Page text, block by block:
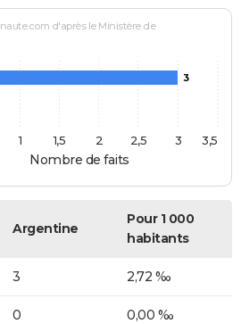
Nombre de faits
d'après le Ministère de
3
1 1,5 2 2,5 3 3,5
Argentine
Pour 1 000
habitants
3 2,72 ‰
0 0,00 ‰